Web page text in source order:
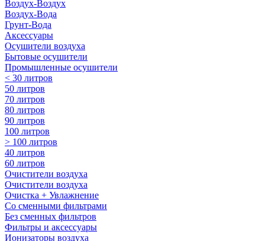
Воздух-Воздух
Воздух-Вода
Грунт-Вода
Аксессуары
Осушители воздуха
Бытовые осушители
Промышленные осушители
< 30 литров
50 литров
70 литров
80 литров
90 литров
100 литров
> 100 литров
40 литров
60 литров
Очистители воздуха
Очистители воздуха
Очистка + Увлажнение
Cо сменными фильтрами
Без сменных фильтров
Фильтры и аксессуары
Ионизаторы воздуха